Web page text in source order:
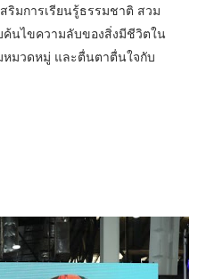
ริมการเรียนรู้ธรรมชาติ สวม
นไขความลับของสิ่งมีชีวิตใน
มวดหมู่ และตื่นตาตื่นใจกับ